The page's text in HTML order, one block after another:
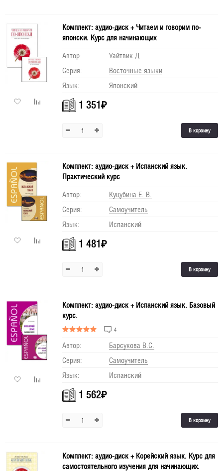
Комплект: аудио-диск + Читаем и говорим по-
японски. Курс для начинающих
Автор:
Уайтвик Д.
Серия:
Восточные языки
Язык:
Японский
1 351₽
В корзину
Комплект: аудио-диск + Испанский язык.
Практический курс
Автор:
Куцубина Е. В.
Серия:
Самоучитель
Язык:
Испанский
1 481₽
В корзину
Комплект: аудио-диск + Испанский язык. Базовый
курс.
4
Автор:
Барсукова В.С.
Серия:
Самоучитель
Язык:
Испанский
1 562₽
В корзину
Комплект: аудио-диск + Корейский язык. Курс для
самостоятельного изучения для начинающих.